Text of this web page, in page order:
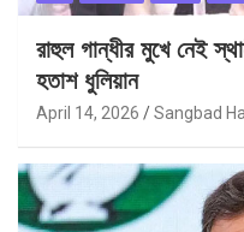
রাহুল গান্ধীর মুখে নেই
হতাশ ধুলিয়ান
April 14, 2026 Sangbad